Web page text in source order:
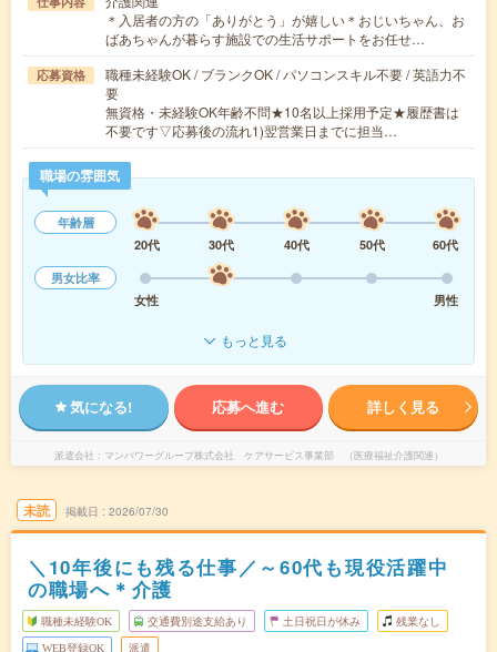
＊入居者の方の「ありがとう」が嬉しい＊おじいちゃん、お
ばあちゃんが暮らす施設での生活サポートをお任せ…
応募資格
職種未経験OK / ブランクOK / パソコンスキル不要 / 英語力不
要
無資格・未経験OK年齢不問★10名以上採用予定★履歴書は
不要です▽応募後の流れ1)翌営業日までに担当…
職場の雰囲気
年齢層
20代
30代 40代 50代
60代
男女比率
女性
男性
もっと見る
気になる! 応募へ進む 詳しく見る
派遣会社 マンパワーグループ株式会社 ケアサービス事業部 （医療福祉介護関連）
未読 掲載日 2026/07/30
＼10年後にも残る仕事／～60代も現役活躍中
の職場へ＊介護
職種未経験OK 交通費別途支給あり 土日祝日が休み 残業なし
WEB登録OK 派遣